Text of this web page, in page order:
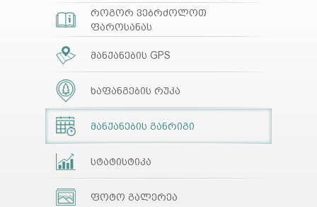
როგორ ვებრძოლოთ
ფაროსანას
მანქანების GPS
ხაფანგების რუკა
მანქანების განრიგი
სტატისტიკა
ფოტო გალერეა